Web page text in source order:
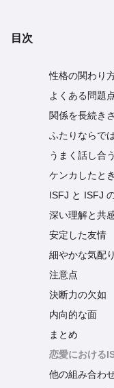
目次
性格の関わり
よくある問題
関係を長続き
ふたりならで
うまく話し合
ケンカしたと
ISFJ と ISFJ
深い理解と共
安定した友情
細やかな気配り
注意点
決断力の欠如
内向的な面
まとめ
恋愛における
他の組み合わ